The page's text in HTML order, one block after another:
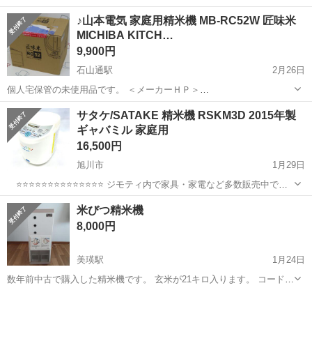
ィ・カウンターレディ(ナイトワーク系)、ガールズバー・キャバクラ・
スナックその他(ナイトワーク系) <雇用形態> アルバイト・パート <給
与> [ア・パ]...
アルバイト・パート
♪山本電気 家庭用精米機 MB-RC52W 匠味米
MICHIBA KITCH…
9,900円
石山通駅
2月26日
個人宅保管の未使用品です。 ＜メーカーＨＰ＞
https://www.ydk.jp/mbrc52-main.html 金額は税込です。 お支払いは現
金のみとなります。 札幌市中央区のリサイクルショップで...
北海道 札幌市 石山通駅 キッチン家電
サタケ/SATAKE 精米機 RSKM3D 2015年製
ギャバミル 家庭用
16,500円
旭川市
1月29日
⭐⭐⭐⭐⭐⭐⭐⭐⭐⭐⭐⭐⭐⭐ ジモティ内で家具・家電など多数販売中です
↓下記リンクよりご覧ください↓
北海道 旭川市 キッチン家電
米びつ精米機
8,000円
美瑛駅
1月24日
数年前中古で購入した精米機です。 玄米が21キロ入ります。 コードが